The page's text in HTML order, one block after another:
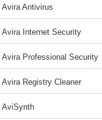
Avira Antivirus
Avira Internet Security
Avira Professional Security
Avira Registry Cleaner
AviSynth